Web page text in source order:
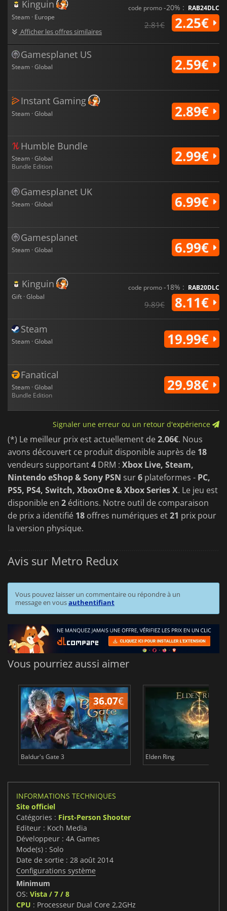
Kinguin
Steam · Europe
Afficher les offres similaires
code promo-20% : RAB24DLC
2.81€ 2.25€
Gamesplanet US
Steam · Global 2.59€
Instant Gaming
Steam · Global 2.89€
Humble Bundle
Steam · Global
Bundle Edition
2.99€
Gamesplanet UK
Steam · Global 6.99€
Gamesplanet
Steam · Global 6.99€
Kinguin
Gift · Global
code promo-18% : RAB20DLC
9.89€ 8.11€
Steam
Steam · Global 19.99€
Fanatical
Steam · Global
Bundle Edition
29.98€
Signaler une erreur ou un retour d'expérience
(*) Le meilleur prix est actuellement de2.06€. Nous
avons découvert ce produit disponible auprès de 18
vendeurs supportant4 DRM : Xbox Live, Steam,
Nintendo eShop & Sony PSN sur6 plateformes - PC,
PS5, PS4, Switch, XboxOne & Xbox Series X. Le jeu est
disponible en 2 éditions. Notre outil de comparaison
de prix a identifié 18 offres numériques et21 prix pour
la version physique.
Avis sur Metro Redux
Vous pouvez laisser un commentaire ou répondre à un
message en vousauthentifiant
Vous pourriez aussi aimer
36.07€
Baldur's Gate 3 Elden Ring
INFORMATIONS TECHNIQUES
Site officiel
Catégories : First-Person Shooter
Editeur : Koch Media
Développeur : 4A Games
Mode(s) : Solo
Date de sortie : 28 août 2014
Configurations système
Minimum
OS: Vista / 7 / 8
CPU : Processeur Dual Core 2,2GHz